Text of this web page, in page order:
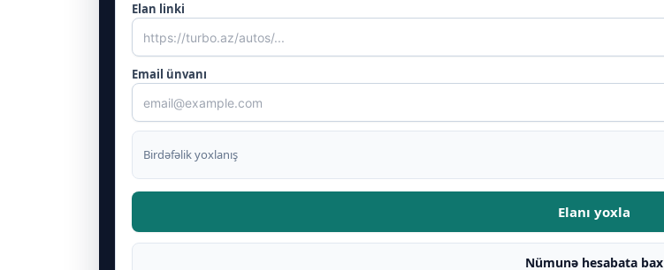
Elan linki
Email ünvanı
Birdəfəlik yoxlanış
Elanı yoxla
Nümunə hesabata bax